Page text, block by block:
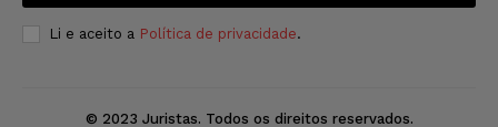
Li e aceito a Política de privacidade.
© 2023 Juristas. Todos os direitos reservados.